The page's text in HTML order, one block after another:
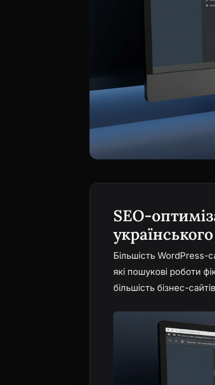
SEO-
Більшість WordPress-
які пошукові роботи
більшість бізнес-